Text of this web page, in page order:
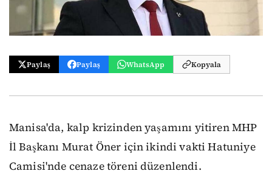
Paylaş Paylaş WhatsApp Kopyala
Manisa'da, kalp krizinden yaşamını yitiren MHP
İl Başkanı Murat Öner için ikindi vakti Hatuniye
Camisi'nde cenaze töreni düzenlendi.